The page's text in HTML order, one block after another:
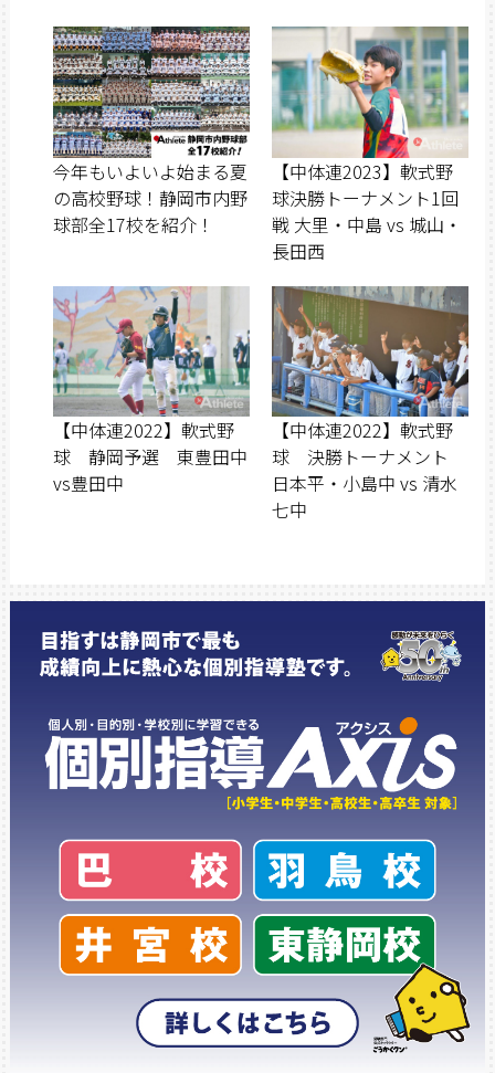
今年もいよいよ始まる夏
の高校野球！静岡市内野
球部全17校を紹介！
【中体連2023】軟式野
球決勝トーナメント1回
戦 大里・中島 vs 城山・
長田西
【中体連2022】軟式野
球 静岡予選 東豊田中
vs豊田中
【中体連2022】軟式野
球 決勝トーナメント
日本平・小島中 vs 清水
七中